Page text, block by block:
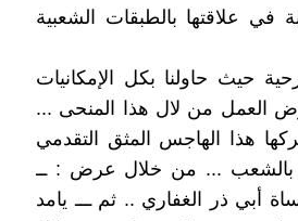
علاقتها بالطبقات الشعبية
حيث حاولنا بكل الإمكانيات
العمل من لال هذا المنحى ...
هذا الهاجس المثق التقدمي
بالشعب ... من خلال عرض : ــ
أبي ذر الغفاري .. ثم ـــ يامد